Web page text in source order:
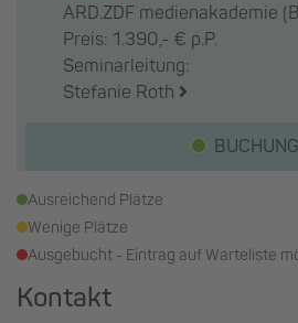
ARD.ZDF medienakademie
Preis: 1.390,- € p.P.
Seminarleitung:
Stefanie Roth
BUCHUNG
Ausreichend Plätze
Wenige Plätze
Ausgebucht - Eintrag auf Warteliste
Kontakt